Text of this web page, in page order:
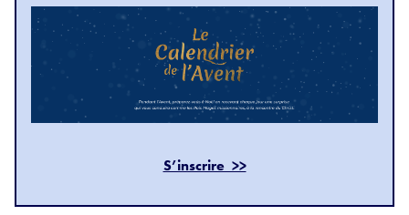
S’inscrire >>